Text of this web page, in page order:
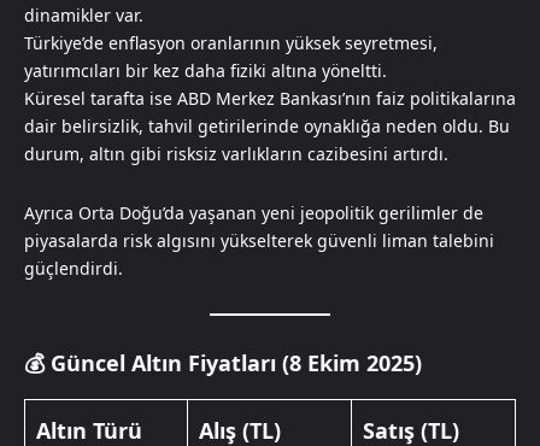
dinamikler var.
Türkiye’de enflasyon oranlarının yüksek seyretmesi,
yatırımcıları bir kez daha fiziki altına yöneltti.
Küresel tarafta ise ABD Merkez Bankası’nın faiz politikalarına
dair belirsizlik, tahvil getirilerinde oynaklığa neden oldu. Bu
durum, altın gibi risksiz varlıkların cazibesini artırdı.
Ayrıca Orta Doğu’da yaşanan yeni jeopolitik gerilimler de
piyasalarda risk algısını yükselterek güvenli liman talebini
güçlendirdi.
💰 Güncel Altın Fiyatları (8 Ekim 2025)
Altın Türü Alış (TL) Satış (TL)